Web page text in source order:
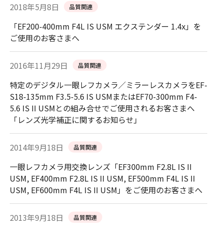
2018年5月8日 品質関連
「EF200-400mm F4L IS USM エクステンダー 1.4x」を
ご使用のお客さまへ
2016年11月29日 品質関連
特定のデジタル一眼レフカメラ／ミラーレスカメラをEF-
S18-135mm F3.5-5.6 IS USMまたはEF70-300mm F4-
5.6 IS II USMとの組み合せでご使用されるお客さまへ
「レンズ光学補正に関するお知らせ」
2014年9月18日 品質関連
一眼レフカメラ用交換レンズ「EF300mm F2.8L IS II
USM, EF400mm F2.8L IS II USM, EF500mm F4L IS II
USM, EF600mm F4L IS II USM」をご使用のお客さまへ
2013年9月18日 品質関連